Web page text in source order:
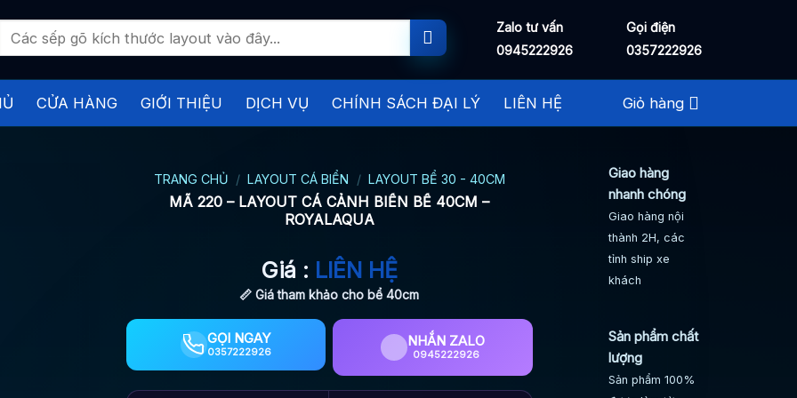
Zalo tư vấn
0945222926
Gọi điện
0357222926
CỬA HÀNG GIỚI THIỆU DỊCH VỤ CHÍNH SÁCH ĐẠI LÝ LIÊN HỆ Giỏ hàng
TRANG CHỦ / LAYOUT CÁ BIỂN / LAYOUT BỂ 30 - 40CM
MÃ 220 – LAYOUT CÁ CẢNH BIỂN BỂ 40CM –
ROYALAQUA
Giá : LIÊN HỆ
📏 Giá tham khảo cho bể 40cm
GỌI NGAY
0357222926
NHẮN ZALO
0945222926
Giao hàng
nhanh chóng
Giao hàng nội
thành 2H, các
tỉnh ship xe
khách
Sản phẩm chất
lượng
Sản phẩm 100%